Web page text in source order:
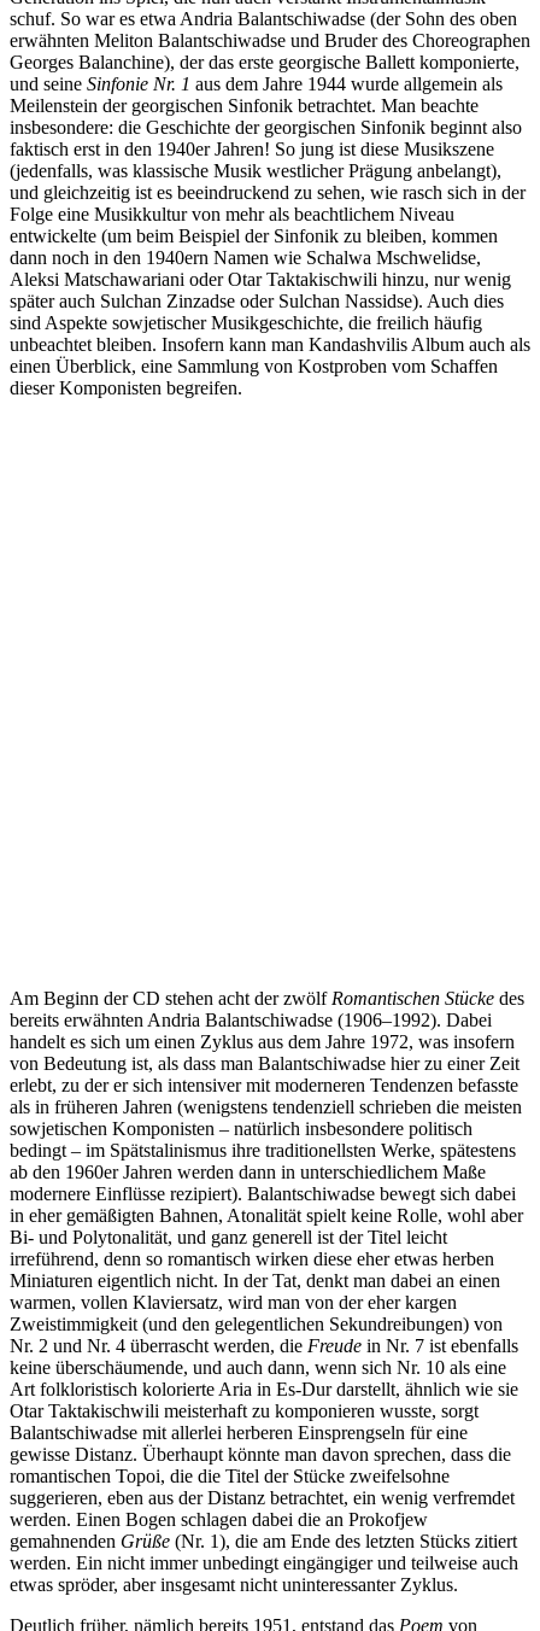
schuf. So war es etwa Andria Balantschiwadse (der Sohn des oben
erwähnten Meliton Balantschiwadse und Bruder des Choreographen
Georges Balanchine), der das erste georgische Ballett komponierte,
und seine Sinfonie Nr. 1 aus dem Jahre 1944 wurde allgemein als
Meilenstein der georgischen Sinfonik betrachtet. Man beachte
insbesondere: die Geschichte der georgischen Sinfonik beginnt also
faktisch erst in den 1940er Jahren! So jung ist diese Musikszene
(jedenfalls, was klassische Musik westlicher Prägung anbelangt),
und gleichzeitig ist es beeindruckend zu sehen, wie rasch sich in der
Folge eine Musikkultur von mehr als beachtlichem Niveau
entwickelte (um beim Beispiel der Sinfonik zu bleiben, kommen
dann noch in den 1940ern Namen wie Schalwa Mschwelidse,
Aleksi Matschawariani oder Otar Taktakischwili hinzu, nur wenig
später auch Sulchan Zinzadse oder Sulchan Nassidse). Auch dies
sind Aspekte sowjetischer Musikgeschichte, die freilich häufig
unbeachtet bleiben. Insofern kann man Kandashvilis Album auch als
einen Überblick, eine Sammlung von Kostproben vom Schaffen
dieser Komponisten begreifen.
Am Beginn der CD stehen acht der zwölf Romantischen Stücke des
bereits erwähnten Andria Balantschiwadse (1906–1992). Dabei
handelt es sich um einen Zyklus aus dem Jahre 1972, was insofern
von Bedeutung ist, als dass man Balantschiwadse hier zu einer Zeit
erlebt, zu der er sich intensiver mit moderneren Tendenzen befasste
als in früheren Jahren (wenigstens tendenziell schrieben die meisten
sowjetischen Komponisten – natürlich insbesondere politisch
bedingt – im Spätstalinismus ihre traditionellsten Werke, spätestens
ab den 1960er Jahren werden dann in unterschiedlichem Maße
modernere Einflüsse rezipiert). Balantschiwadse bewegt sich dabei
in eher gemäßigten Bahnen, Atonalität spielt keine Rolle, wohl aber
Bi- und Polytonalität, und ganz generell ist der Titel leicht
irreführend, denn so romantisch wirken diese eher etwas herben
Miniaturen eigentlich nicht. In der Tat, denkt man dabei an einen
warmen, vollen Klaviersatz, wird man von der eher kargen
Zweistimmigkeit (und den gelegentlichen Sekundreibungen) von
Nr. 2 und Nr. 4 überrascht werden, die Freude in Nr. 7 ist ebenfalls
keine überschäumende, und auch dann, wenn sich Nr. 10 als eine
Art folkloristisch kolorierte Aria in Es-Dur darstellt, ähnlich wie sie
Otar Taktakischwili meisterhaft zu komponieren wusste, sorgt
Balantschiwadse mit allerlei herberen Einsprengseln für eine
gewisse Distanz. Überhaupt könnte man davon sprechen, dass die
romantischen Topoi, die die Titel der Stücke zweifelsohne
suggerieren, eben aus der Distanz betrachtet, ein wenig verfremdet
werden. Einen Bogen schlagen dabei die an Prokofjew
gemahnenden Grüße (Nr. 1), die am Ende des letzten Stücks zitiert
werden. Ein nicht immer unbedingt eingängiger und teilweise auch
etwas spröder, aber insgesamt nicht uninteressanter Zyklus.
Deutlich früher, nämlich bereits 1951, entstand das Poem von